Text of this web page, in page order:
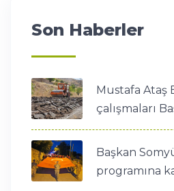
Son Haberler
Mustafa Ataş
çalışmaları
Başkan
programına